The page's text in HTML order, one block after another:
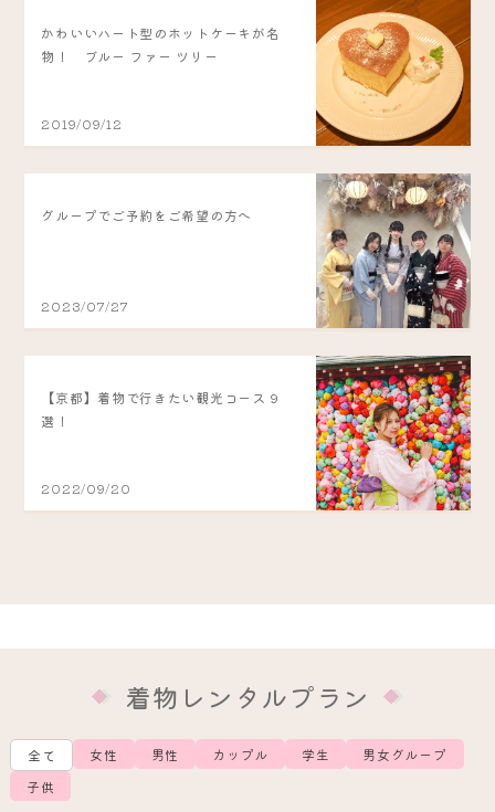
かわいいハート型のホットケーキが名
物！ ブルー ファー ツリー
2019/09/12
グループでご予約をご希望の方へ
2023/07/27
【京都】着物で行きたい観光コース 9
選！
2022/09/20
着物レンタルプラン
全て 女性 男性 カップル 学生
男女グループ
子供